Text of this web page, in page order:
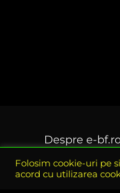
Despre e-
eBlack Friday
reducerilor si
Folosim cookie-uri pe
acord cu utilizarea